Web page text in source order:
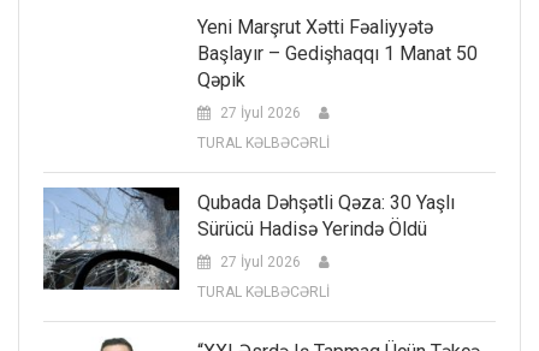
Yeni Marşrut Xətti Fəaliyyətə
Başlayır – Gedişhaqqı 1 Manat 50
Qəpik
27 İyul 2026
TURAL KƏLBƏCƏRLİ
Qubada Dəhşətli Qəza: 30 Yaşlı
Sürücü Hadisə Yerində Öldü
27 İyul 2026
TURAL KƏLBƏCƏRLİ